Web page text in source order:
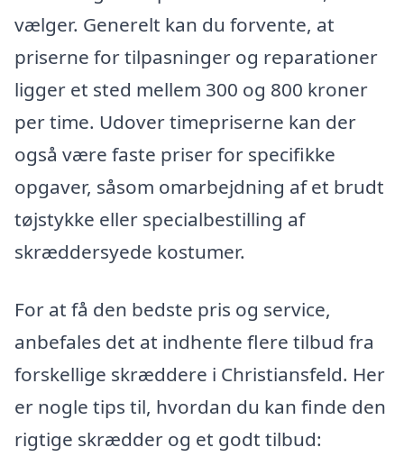
vælger. Generelt kan du forvente, at
priserne for tilpasninger og reparationer
ligger et sted mellem 300 og 800 kroner
per time. Udover timepriserne kan der
også være faste priser for specifikke
opgaver, såsom omarbejdning af et brudt
tøjstykke eller specialbestilling af
skræddersyede kostumer.
For at få den bedste pris og service,
anbefales det at indhente flere tilbud fra
forskellige skræddere i Christiansfeld. Her
er nogle tips til, hvordan du kan finde den
rigtige skrædder og et godt tilbud: